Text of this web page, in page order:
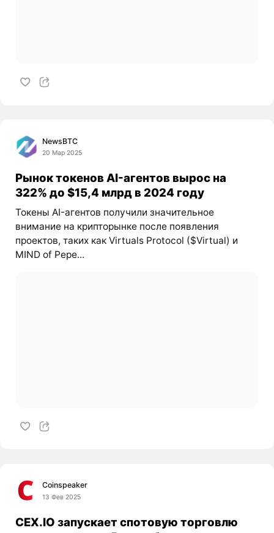
NewsBTC
20 Мар 2025
Рынок токенов AI-агентов вырос на
322% до $15,4 млрд в 2024 году
Токены AI-агентов получили значительное
внимание на крипторынке после появления
проектов, таких как Virtuals Protocol ($Virtual) и
MIND of Pepe...
Coinspeaker
13 Фев 2025
CEX.IO запускает спотовую торговлю